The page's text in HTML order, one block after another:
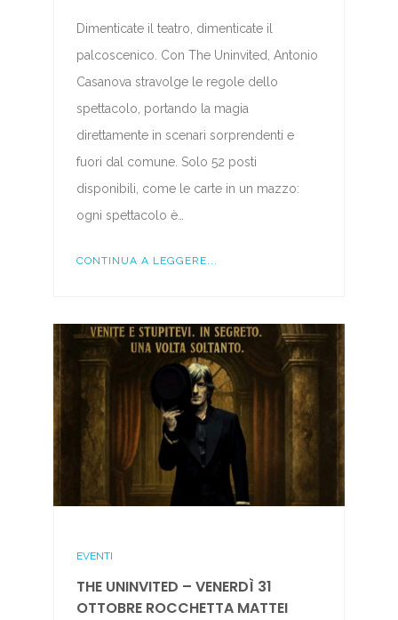
Dimenticate il teatro, dimenticate il
palcoscenico. Con The Uninvited, Antonio
Casanova stravolge le regole dello
spettacolo, portando la magia
direttamente in scenari sorprendenti e
fuori dal comune. Solo 52 posti
disponibili, come le carte in un mazzo:
ogni spettacolo è…
CONTINUA A LEGGERE...
EVENTI
THE UNINVITED – VENERDÌ 31
OTTOBRE ROCCHETTA MATTEI